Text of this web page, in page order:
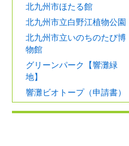
北九州市ほたる館
北九州市立白野江植物公園
北九州市立いのちのたび博
物館
グリーンパーク【響灘緑
地】
響灘ビオトープ（申請書）